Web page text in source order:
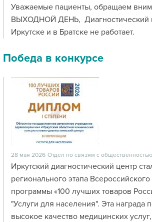
Уважаемые пациенты, обращаем
ВЫХОДНОЙ ДЕНЬ, Диагностический
Иркутске и в Братске не работает.
Победа в конкурсе
28 мая 2026 Отдел по связям с
Иркутский диагностический центр
регионального этапа
программы «100 лучших товаров
"Услуги для населения". Эта награда
высокое качество медицинских